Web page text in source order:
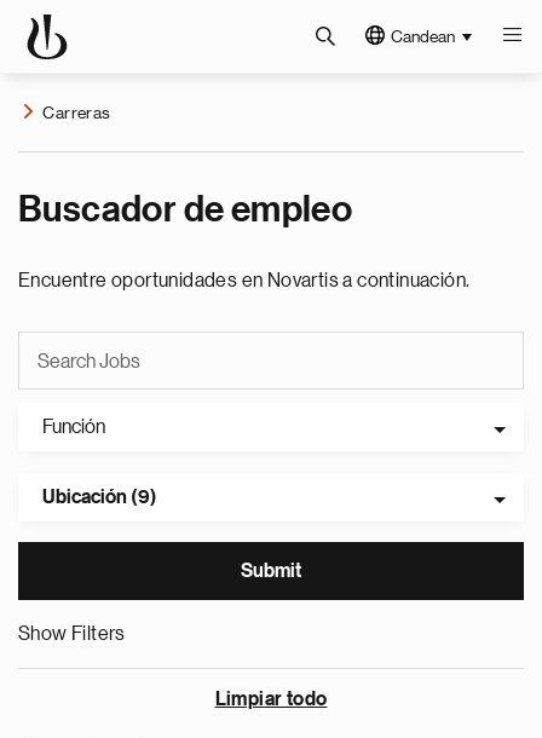
Candean
Carreras
Buscador de empleo
Encuentre oportunidades en Novartis a continuación.
Función
Ubicación (9)
Show Filters
Limpiar todo